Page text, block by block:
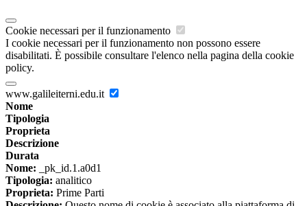
Cookie necessari per il funzionamento
I cookie necessari per il funzionamento non possono essere
disabilitati. È possibile consultare l'elenco nella pagina della cookie
policy.
www.galileiterni.edu.it
Nome
Tipologia
Proprieta
Descrizione
Durata
Nome: _pk_id.1.a0d1
Tipologia: analitico
Proprieta: Prime Parti